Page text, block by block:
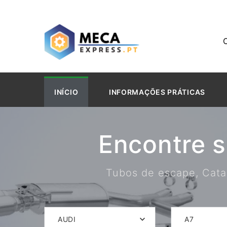
INÍCIO INFORMAÇÕES PRÁTICAS
Encontre
Tubos de escape,
AUDI A7